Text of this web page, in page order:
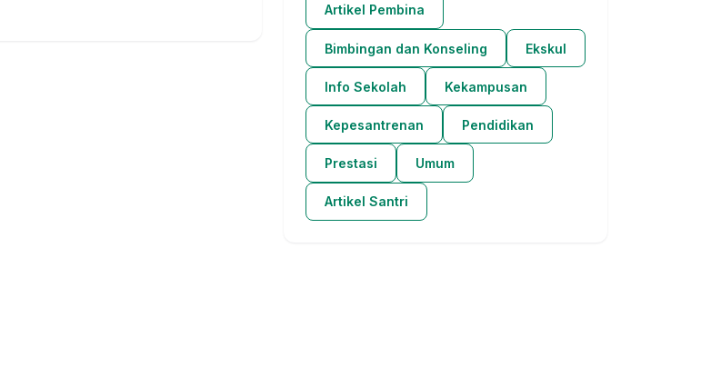
Artikel Pembina
Bimbingan dan Konseling Ekskul
Info Sekolah Kekampusan
Kepesantrenan Pendidikan
Prestasi Umum
Artikel Santri